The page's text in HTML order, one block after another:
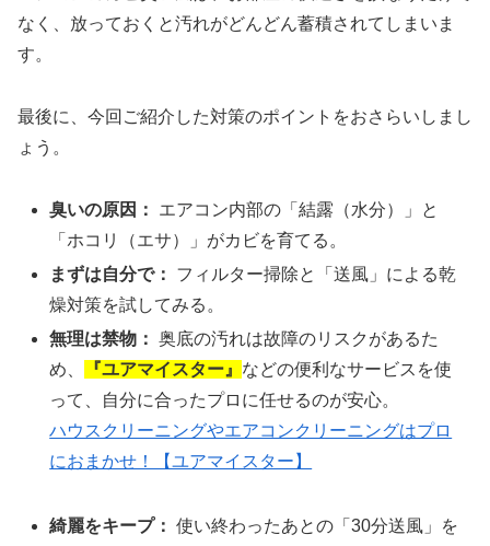
なく、放っておくと汚れがどんどん蓄積されてしまいま
す。
最後に、今回ご紹介した対策のポイントをおさらいしまし
ょう。
臭いの原因：
エアコン内部の「結露（水分）」と
「ホコリ（エサ）」がカビを育てる。
まずは自分で：
フィルター掃除と「送風」による乾
燥対策を試してみる。
無理は禁物： 奥底の汚れは故障のリスクがあるた
め、
『ユアマイスター』 などの便利なサービスを使
って、自分に合ったプロに任せるのが安心。
ハウスクリーニングやエアコンクリーニングはプロ
におまかせ！【ユアマイスター】
綺麗をキープ： 使い終わったあとの「30分送風」を